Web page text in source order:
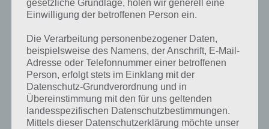
finden!
Du findest Lösungen auch ohne unsere Hilfe, indem du in der App
Münzen einsetzt. Da diese jedoch begrenzt sind, hast du hier stets
die Möglichkeit alle Antworten zu finden!
Die obige Lösung stimmt leider nicht mehr?
gesetzliche Grundlage, holen wir generell eine
Einwilligung der betroffenen Person ein.
Die Verarbeitung personenbezogener Daten,
beispielsweise des Namens, der Anschrift, E-Mail-
Adresse oder Telefonnummer einer betroffenen
Person, erfolgt stets im Einklang mit der
Datenschutz-Grundverordnung und in
Übereinstimmung mit den für uns geltenden
landesspezifischen Datenschutzbestimmungen.
Mittels dieser Datenschutzerklärung möchte unser